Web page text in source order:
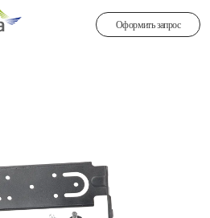
Оформить запрос